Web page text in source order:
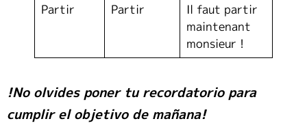
Partir
Partir
Il faut partir
maintenant
monsieur !
!No olvides poner tu recordatorio para
cumplir el objetivo de mañana!